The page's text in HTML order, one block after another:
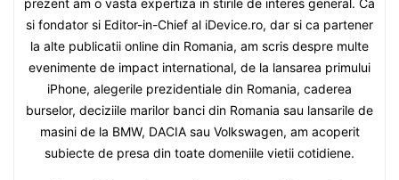
prezent am o vasta expertiza in stirile de interes general. Ca
si fondator si Editor-in-Chief al iDevice.ro, dar si ca partener
la alte publicatii online din Romania, am scris despre multe
evenimente de impact international, de la lansarea primului
iPhone, alegerile prezidentiale din Romania, caderea
burselor, deciziile marilor banci din Romania sau lansarile de
masini de la BMW, DACIA sau Volkswagen, am acoperit
subiecte de presa din toate domeniile vietii cotidiene.